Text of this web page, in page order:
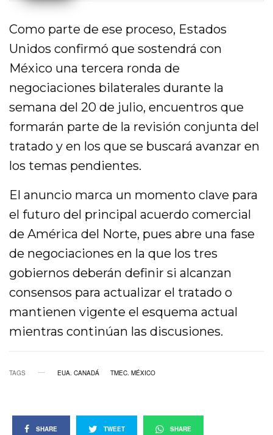
Como parte de ese proceso, Estados
Unidos confirmó que sostendrá con
México una tercera ronda de
negociaciones bilaterales durante la
semana del 20 de julio, encuentros que
formarán parte de la revisión conjunta del
tratado y en los que se buscará avanzar en
los temas pendientes.
El anuncio marca un momento clave para
el futuro del principal acuerdo comercial
de América del Norte, pues abre una fase
de negociaciones en la que los tres
gobiernos deberán definir si alcanzan
consensos para actualizar el tratado o
mantienen vigente el esquema actual
mientras continúan las discusiones.
TAGS EUA. CANADÁ TMEC. MÉXICO
SHARE TWEET SHARE